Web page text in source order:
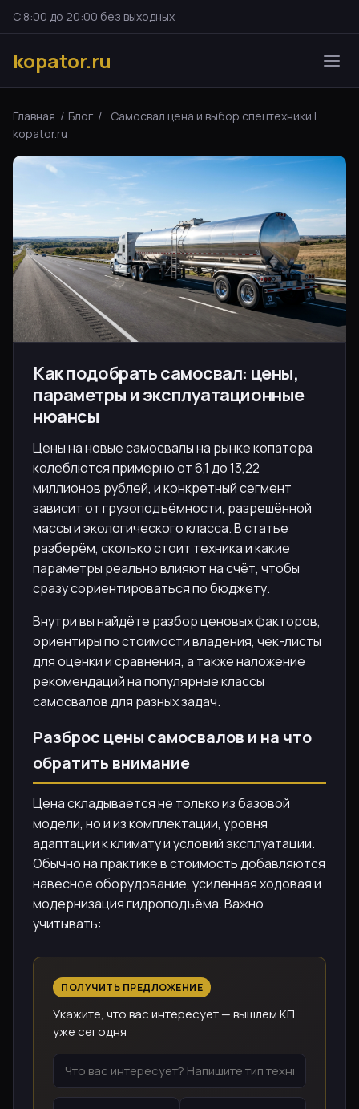
С 8:00 до 20:00 без выходных
kopator.ru
Главная / Блог /
Самосвал цена и выбор спецтехники |
kopator.ru
Как подобрать самосвал: цены,
параметры и эксплуатационные
нюансы
Цены на новые самосвалы на рынке копатора
колеблются примерно от 6,1 до 13,22
миллионов рублей, и конкретный сегмент
зависит от грузоподъёмности, разрешённой
массы и экологического класса. В статье
разберём, сколько стоит техника и какие
параметры реально влияют на счёт, чтобы
сразу сориентироваться по бюджету.
Внутри вы найдёте разбор ценовых факторов,
ориентиры по стоимости владения, чек-листы
для оценки и сравнения, а также наложение
рекомендаций на популярные классы
самосвалов для разных задач.
Разброс цены самосвалов и на что
обратить внимание
Цена складывается не только из базовой
модели, но и из комплектации, уровня
адаптации к климату и условий эксплуатации.
Обычно на практике в стоимость добавляются
навесное оборудование, усиленная ходовая и
модернизация гидроподъёма. Важно
учитывать:
ПОЛУЧИТЬ ПРЕДЛОЖЕНИЕ
Укажите, что вас интересует — вышлем КП
уже сегодня